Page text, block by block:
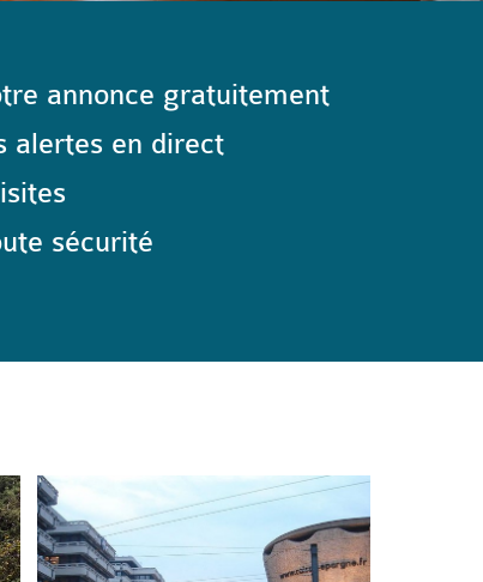
annonce gratuitement
alertes en direct
sécurité